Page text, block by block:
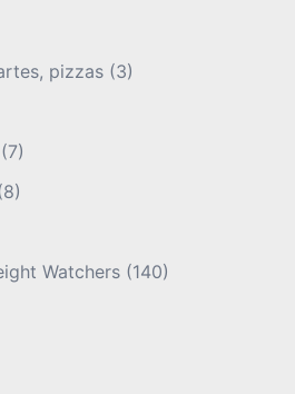
pizzas (3)
(7)
Watchers (140)